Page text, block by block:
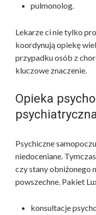
pulmonolog.
Lekarze ci nie tylko
koordynują opiekę
przypadku osób z
kluczowe znaczenie.
Opieka
Psychiczne
niedoceniane.
czy stany obniżonego
powszechne. Pakiet
konsultacje